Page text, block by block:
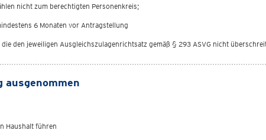
nicht zum berechtigten Personenkreis;
6 Monaten vor Antragstellung
den jeweiligen Ausgleichszulagenrichtsatz gemäß § 293 ASVG nicht
ausgenommen
Haushalt führen